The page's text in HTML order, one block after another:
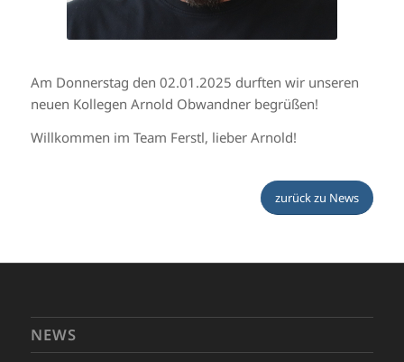
Am Donnerstag den 02.01.2025 durften wir unseren
neuen Kollegen Arnold Obwandner begrüßen!
Willkommen im Team Ferstl, lieber Arnold!
zurück zu News
NEWS